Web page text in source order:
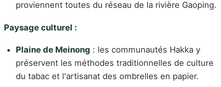
proviennent toutes du réseau de la rivière Gaoping.
Paysage culturel :
Plaine de Meinong : les communautés Hakka y
préservent les méthodes traditionnelles de culture
du tabac et l'artisanat des ombrelles en papier.